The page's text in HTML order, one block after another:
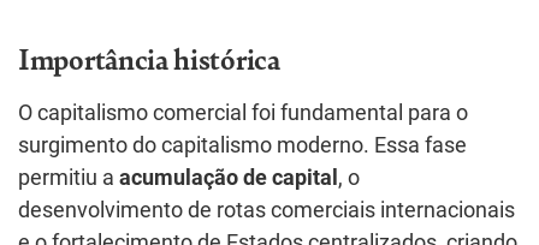
Importância histórica
O capitalismo comercial foi fundamental para o
surgimento do capitalismo moderno. Essa fase
permitiu a acumulação de capital , o
desenvolvimento de rotas comerciais internacionais